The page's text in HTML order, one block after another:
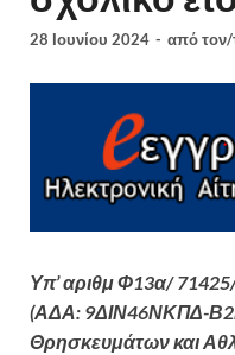
28 Ιουνίου 2024 - από τον/
Υπ’ αριθμ Φ13α/
(ΑΔΑ: 9ΔΙΝ46ΝΚΠΔ-
Θρησκευμάτων και